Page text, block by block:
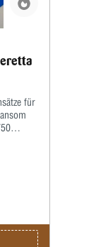
für
Ransom